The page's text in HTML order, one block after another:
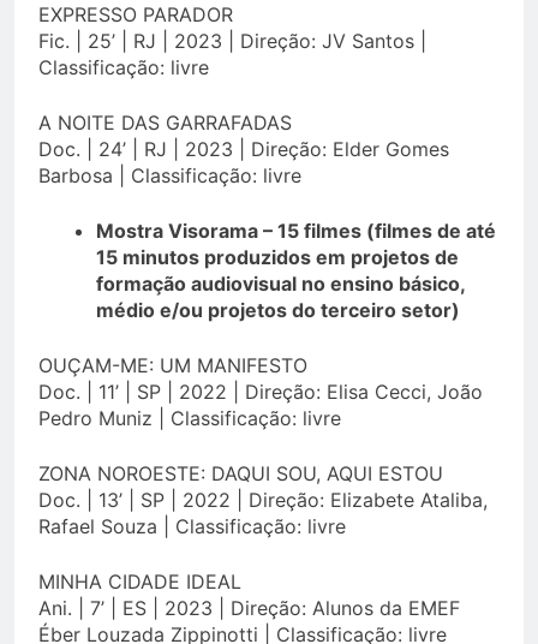
EXPRESSO PARADOR
Fic. | 25’ | RJ | 2023 | Direção: JV Santos |
Classificação: livre
A NOITE DAS GARRAFADAS
Doc. | 24’ | RJ | 2023 | Direção: Elder Gomes
Barbosa | Classificação: livre
Mostra Visorama – 15 filmes (filmes de até
15 minutos produzidos em projetos de
formação audiovisual no ensino básico,
médio e/ou projetos do terceiro setor)
OUÇAM-ME: UM MANIFESTO
Doc. | 11’ | SP | 2022 | Direção: Elisa Cecci, João
Pedro Muniz | Classificação: livre
ZONA NOROESTE: DAQUI SOU, AQUI ESTOU
Doc. | 13’ | SP | 2022 | Direção: Elizabete Ataliba,
Rafael Souza | Classificação: livre
MINHA CIDADE IDEAL
Ani. | 7’ | ES | 2023 | Direção: Alunos da EMEF
Éber Louzada Zippinotti | Classificação: livre